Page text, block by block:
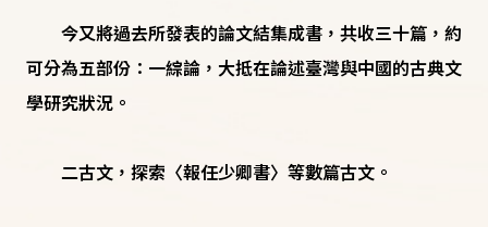
今又將過去所發表的論文結集成書，共收三十篇，約
可分為五部份：一綜論，大抵在論述臺灣與中國的古典文
學研究狀況。
二古文，探索〈報任少卿書〉等數篇古文。